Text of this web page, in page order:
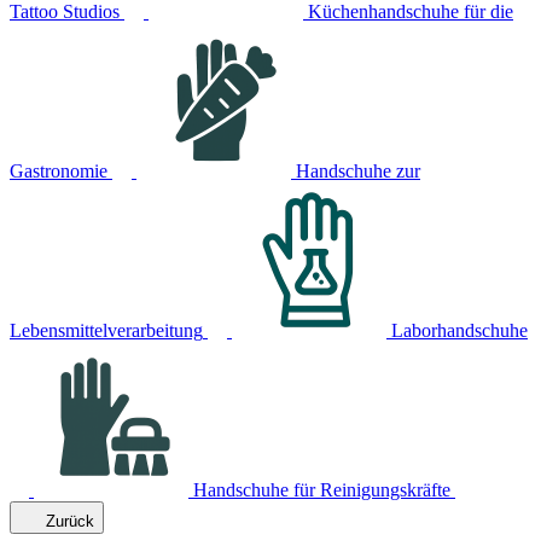
Tattoo Studios Küchenhandschuhe für die
Gastronomie Handschuhe zur
Lebensmittelverarbeitung Laborhandschuhe
Handschuhe für Reinigungskräfte
Zurück